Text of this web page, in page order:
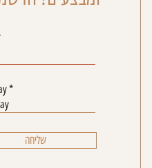
*r
q
i
שליחה